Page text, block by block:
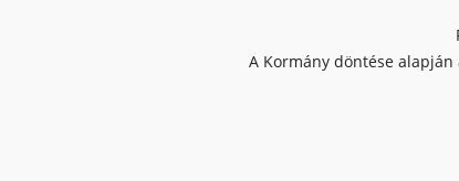
A Kormány döntése